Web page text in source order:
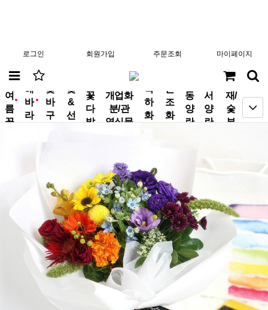
로그인 회원가입 주문조회 마이페이지
new
여
름
꽃
new
해
바
라
꽃
바
구
꽃
&
선
꽃
다
발
개업화
분/관
엽식물
축
하
화
근
조
화
동
양
란
서
양
란
분
재/
숯
부